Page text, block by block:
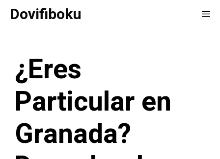
SaltarDovifiboku
¿Eres
Particular en
Granada?